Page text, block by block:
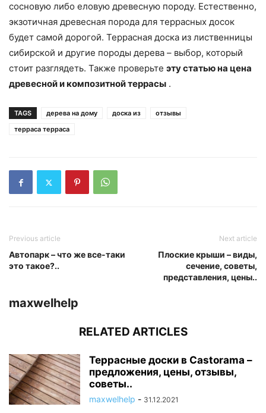
сосновую либо еловую древесную породу. Естественно,
экзотичная древесная порода для террасных досок
будет самой дорогой. Террасная доска из лиственницы
сибирской и другие породы дерева – выбор, который
стоит разглядеть. Также проверьте эту статью на цена
древесной и композитной террасы .
TAGS дерева на дому доска из
отзывы
терраса терраса
Previous article
Автопарк – что же все-таки
это такое?..
Next article
Плоские крыши – виды,
сечение, советы,
представления, цены..
maxwelhelp
RELATED ARTICLES
Террасные доски в Castorama –
предложения, цены, отзывы,
советы..
maxwelhelp - 31.12.2021